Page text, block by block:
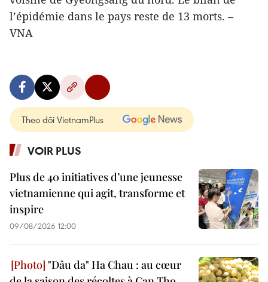
l’épidémie dans le pays reste de 13 morts. –
VNA
Theo dõi VietnamPlus
VOIR PLUS
Plus de 40 initiatives d’une jeunesse
vietnamienne qui agit, transforme et
inspire
09/08/2026 12:00
"Dâu da" Ha Chau : au cœur